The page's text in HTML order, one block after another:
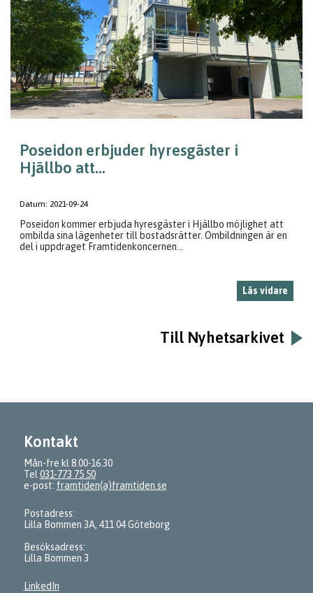
Poseidon erbjuder hyresgäster i
Hjällbo att...
Datum: 2021-09-24
Poseidon kommer erbjuda hyresgäster i Hjällbo möjlighet att
ombilda sina lägenheter till bostadsrätter. Ombildningen är en
del i uppdraget Framtidenkoncernen...
Läs vidare
Till Nyhetsarkivet
Kontakt
Mån-fre kl 8.00-16.30
Tel 031-773 75 50
e-post: framtiden(a)framtiden.se
Postadress:
Lilla Bommen 3A, 411 04 Göteborg
Besöksadress:
Lilla Bommen 3
LinkedIn